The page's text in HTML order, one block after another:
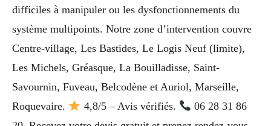
difficiles à manipuler ou les dysfonctionnements du
système multipoints. Notre zone d’intervention couvre
Centre-village, Les Bastides, Le Logis Neuf (limite),
Les Michels, Gréasque, La Bouilladisse, Saint-
Savournin, Fuveau, Belcodène et Auriol, Marseille,
Roquevaire.
4,8/5 – Avis vérifiés.
06 28 31 86